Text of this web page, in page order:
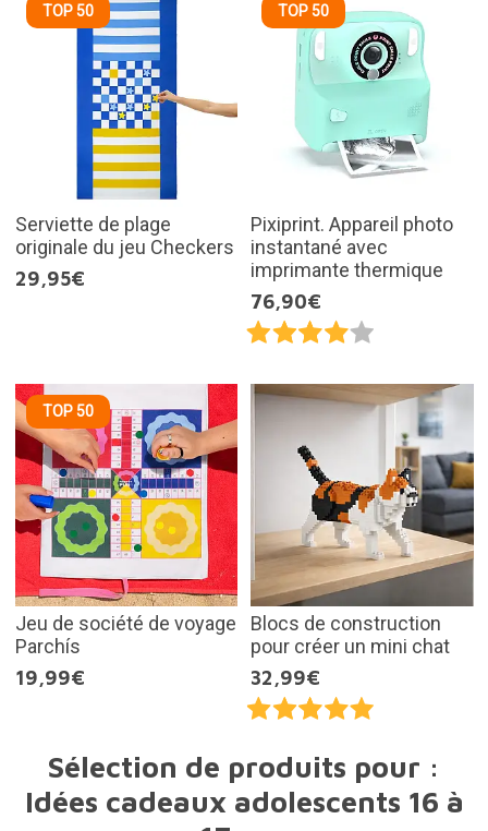
TOP 50
Serviette de plage
originale du jeu Checkers
29,95€
TOP 50
Pixiprint. Appareil photo
instantané avec
imprimante thermique
76,90€
TOP 50
Jeu de société de voyage
Parchís
19,99€
Blocs de construction
pour créer un mini chat
32,99€
Sélection de produits pour :
Idées cadeaux adolescents 16 à